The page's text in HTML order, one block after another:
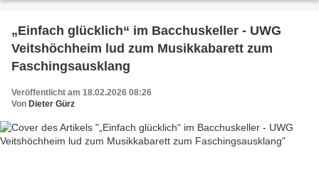
„Einfach glücklich“ im Bacchuskeller - UWG
Veitshöchheim lud zum Musikkabarett zum
Faschingsausklang
Veröffentlicht am 18.02.2026 08:26
Von Dieter Gürz